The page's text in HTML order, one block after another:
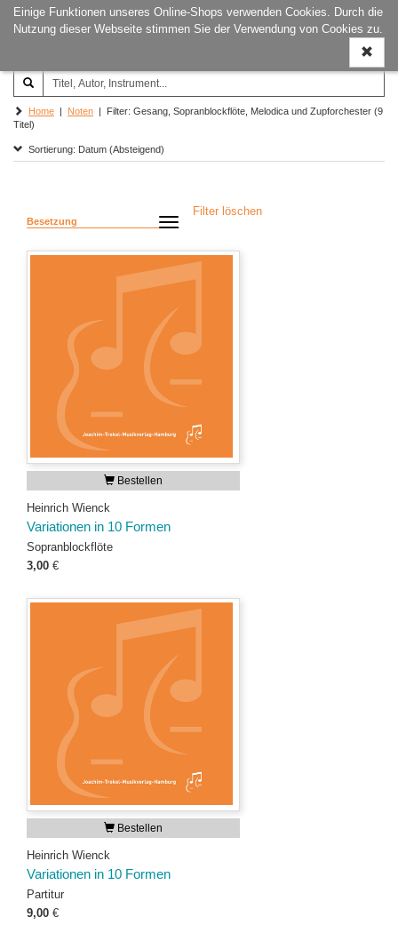
Einige Funktionen unseres Online-Shops verwenden Cookies. Durch die
Nutzung dieser Webseite stimmen Sie der Verwendung von Cookies zu.
ein-/
Joachim‐Trekel‐Musikverlag,
Hamburg
Home | Noten | Filter: Gesang, Sopranblockflöte, Melodica und Zupforchester (9
Titel)
Sortierung: Datum (Absteigend)
Besetzung
Filter löschen
Bestellen
Heinrich Wienck
Variationen in 10 Formen
Sopranblockflöte
3,00 €
Bestellen
Heinrich Wienck
Variationen in 10 Formen
Partitur
9,00 €